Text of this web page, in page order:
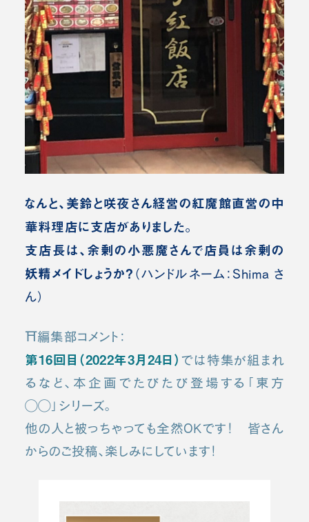
なんと、美鈴と咲夜さん経営の紅魔館直営の中
華料理店に支店がありました。
支店長は、余剰の小悪魔さんで店員は余剰の
妖精メイドしょうか？ （ハンドルネーム：Shima さ
ん）
⛩️編集部コメント：
第16回目（2022年3月24日） では特集が組まれ
るなど、本企画でたびたび登場する「東方
◯◯」シリーズ。
他の人と被っちゃっても全然OKです！ 皆さん
からのご投稿、楽しみにしています！